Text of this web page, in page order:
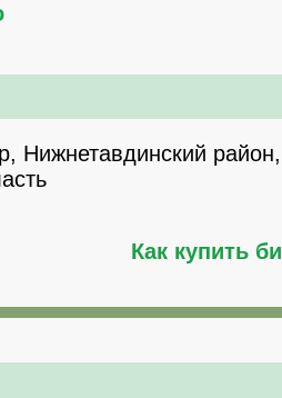
Нижнетавдинский район,
Как купить